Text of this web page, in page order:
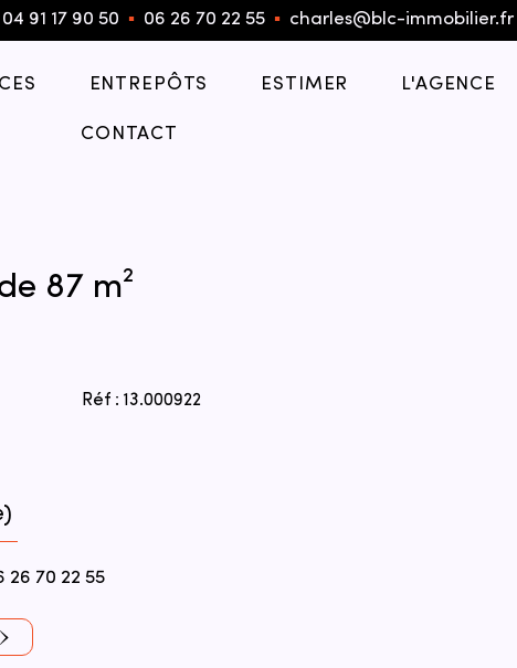
04 91 17 90 50 ▪︎ 06 26 70 22 55 ▪︎ charles@blc-immobilier.fr
ENTREPÔTS ESTIMER L'AGENCE
CONTACT
87 m²
Réf : 13.000922
26 70 22 55